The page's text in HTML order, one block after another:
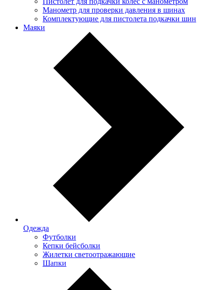
Манометр для проверки давления в шинах
Комплектующие для пистолета подкачки шин
Маяки
Одежда
Футболки
Кепки бейсболки
Жилетки светоотражающие
Шапки